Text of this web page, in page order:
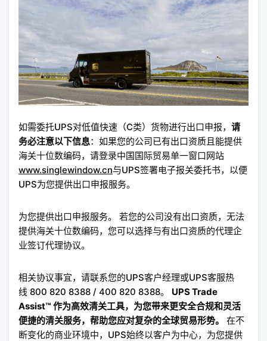
如需委托UPS对低值快速（C类）货物进行出口申报， 请
务必注意以下信息：如果您的公司已有出口资质且能提供
海关十位数编码，请登录中国国际贸易单一窗口网站
www.singlewindow.cn与UPS签署电子报关委托书，以便
UPS为您提供出口申报服务。
为您提供出口申报服务。 若您的公司没有出口资质，无法
提供海关十位数编码，您可以选择与有出口资质的代理企
业签订代理协议。
相关协议事宜，请联系您的UPS客户经理或UPS客服热
线 800 820 8388 / 400 820 8388。 UPS Trade
Assist™ 作为高效清关工具，为您带来更安全合规和灵活
便捷的清关服务，帮助您应对复杂的全球贸易形势。
在不
断变化的商业环境中，UPS始终以客户为中心，为您提供